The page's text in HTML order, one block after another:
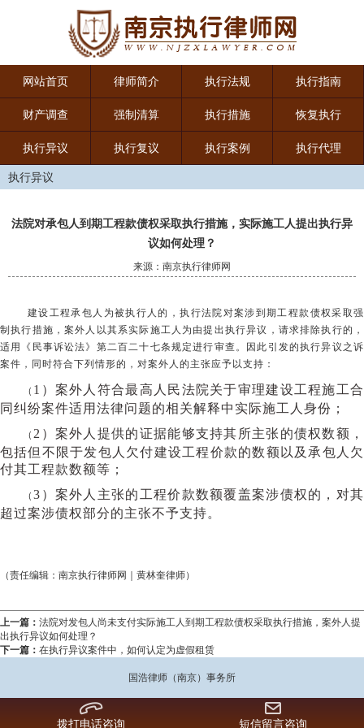
网站首页 律师简介 执行法规 执行指南
财产调查 强制清算 执行措施 恢复执行
执行异议 执行复议 执行案例 执行代理
执行异议
法院对承包人到期工程款债权采取执行措施，实际施工人提出执行异
议如何处理？
来源：南京执行律师网
建设工程承包人为被执行人的，执行法院对案涉到期工程款债权采取强
制执行措施，案外人以其系实际施工人为由提出执行异议，请求排除执行的，
适用《民事诉讼法》第二百二十七条规定进行审查。因此引发的执行异议之诉
案件，同时符合下列情形的，对案外人的主张应予以支持：
（ 1）案外人符合最高人民法院关于审理建设工程施工合
同纠纷案件适用法律问题的相关解释中实际施工人身份；
（2）案外人提供的证据能够支持其所主张的债权数额，
包括但不限于发包人欠付建设工程价款的数额以及承包人欠
付其工程款数额等；
（3）案外人主张的工程价款数额覆盖案涉债权的，对其
超过案涉债权部分的主张不予支持。
（责任编辑：南京执行律师网｜黄林奎律师）
上一篇： 法院对发包人尚未支付实际施工人到期工程款债权采取执行措施，案外人提
出执行异议如何处理？
下一篇： 在执行异议案件中，如何认定为虚假租赁
国浩律师（南京）事务所
拨打电话咨询 短信留言咨询